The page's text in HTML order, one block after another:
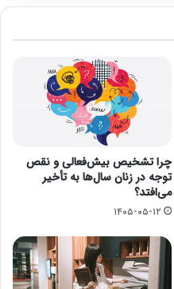
چرا تشخیص بیش‌فعالی و نقص
توجه در زنان سال‌ها به تأخیر
می‌افتد؟
۱۴۰۵-۰۵-۱۲